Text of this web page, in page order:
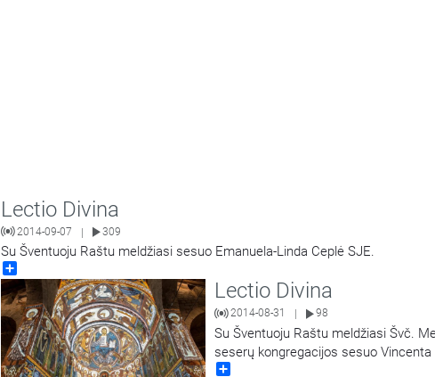
Lectio Divina
2014-09-07 | 309
Su Šventuoju Raštu meldžiasi sesuo Emanuela-Linda Ceplė SJE.
Lectio Divina
2014-08-31 98
Su Šventuoju Raštu meldžiasi Švč.
seserų kongregacijos sesuo Vincenta